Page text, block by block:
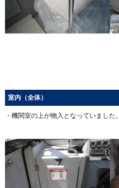
室内（全体）
・機関室の上が物入となっていました。